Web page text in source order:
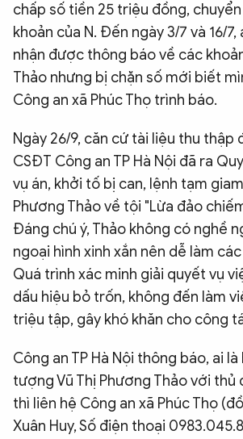
chấp số tiền 25 triệu đồng,
khoản của N. Đến ngày 3/7 và 16/7,
nhận được thông báo về các
Thảo nhưng bị chặn số mới biết
Công an xã Phúc Thọ trình báo.
Ngày 26/9, căn cứ tài liệu thu thập
CSĐT Công an TP Hà Nội đã ra
vụ án, khởi tố bị can, lệnh tạm
Phương Thảo về tội "Lừa đảo
Đáng chú ý, Thảo không có nghề
ngoại hình xinh xắn nên dễ làm
Quá trình xác minh giải quyết vụ
dấu hiệu bỏ trốn, không đến làm
triệu tập, gây khó khăn cho công
Công an TP Hà Nội thông báo, ai
tượng Vũ Thị Phương Thảo với thủ
thì liên hệ Công an xã Phúc Thọ
Xuân Huy, Số điện thoại